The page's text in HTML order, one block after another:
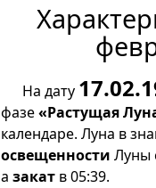
На дату
фазе«Растущая
календаре. Луна в
освещенности Луны
а закат в 05:39.